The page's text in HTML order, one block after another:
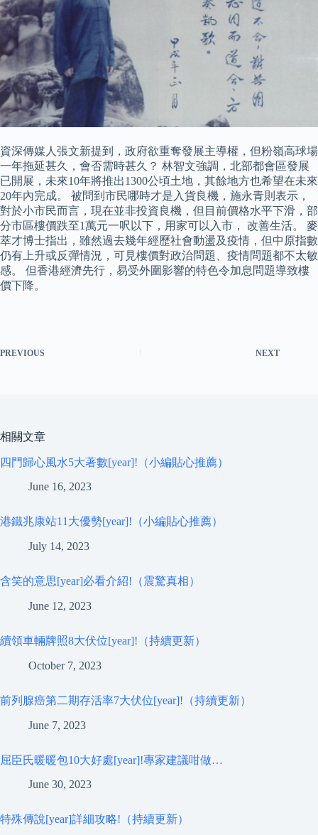
資深傳媒人張文新提到，政府欲重奪發展主導權，但粉嶺高球場
一年拖延甚久，會否需時甚久？ 林智文強調，北部都會區發展
已開展，未來10年將推出1300公頃土地，其餘地方也希望在未來
20年內完成。 被問到市民哪時才是入貨良機，施永青則表示，
對於小市民而言，現在並非投資良機，但目前價格水平下滑，部
分市區樓價跌至1萬元一呎以下，用家可以入市， 改善生活。 麥
萃才博士指出，雖然過去幾年經歷社會動盪及疫情，但中原指數
仍有上升或反彈情況，可見樓價對政治問題、疫情問題都不太敏
感。 但香港經濟先行，易受外圍影響的特色令加息問題導致樓
價下降。
PREVIOUS NEXT
相關文章
四門歸心風水5大著數[year]!（小編貼心推薦）
June 16, 2023
港鐵兆康站11大優勢[year]!（小編貼心推薦）
July 14, 2023
含笑的意思[year]必看介紹!（震驚真相）
June 12, 2023
續領車輛牌照8大伏位[year]!（持續更新）
October 7, 2023
前列腺癌第二期存活率7大伏位[year]!（持續更新）
June 7, 2023
屈臣氏暖暖包10大好處[year]!專家建議咁做…
June 30, 2023
特殊傳說[year]詳細攻略!（持續更新）